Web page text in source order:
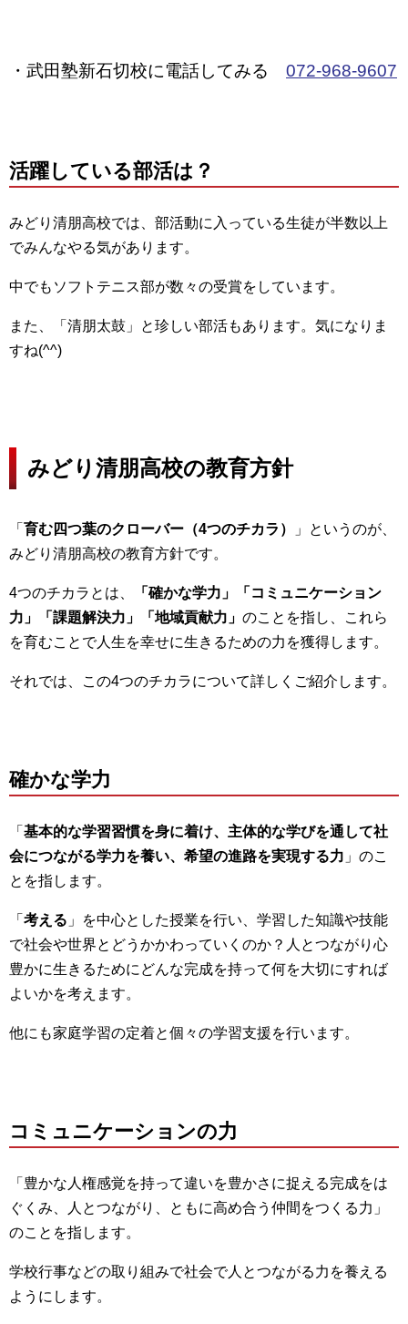
・武田塾新石切校に電話してみる 072-968-9607
活躍している部活は？
みどり清朋高校では、部活動に入っている生徒が半数以上
でみんなやる気があります。
中でもソフトテニス部が数々の受賞をしています。
また、「清朋太鼓」と珍しい部活もあります。気になりま
すね(^^)
みどり清朋高校の教育方針
「 育む四つ葉のクローバー（4つのチカラ）
」というのが、
みどり清朋高校の教育方針です。
4つのチカラとは、
「確かな学力」「コミュニケーション
力」「課題解決力」「地域貢献力」 のことを指し、これら
を育むことで人生を幸せに生きるための力を獲得します。
それでは、この4つのチカラについて詳しくご紹介します。
確かな学力
「 基本的な学習習慣を身に着け、主体的な学びを通して社
会につながる学力を養い、希望の進路を実現する力 」のこ
とを指します。
「 考える 」を中心とした授業を行い、学習した知識や技能
で社会や世界とどうかかわっていくのか？人とつながり心
豊かに生きるためにどんな完成を持って何を大切にすれば
よいかを考えます。
他にも家庭学習の定着と個々の学習支援を行います。
コミュニケーションの力
「豊かな人権感覚を持って違いを豊かさに捉える完成をは
ぐくみ、人とつながり、ともに高め合う仲間をつくる力」
のことを指します。
学校行事などの取り組みで社会で人とつながる力を養える
ようにします。